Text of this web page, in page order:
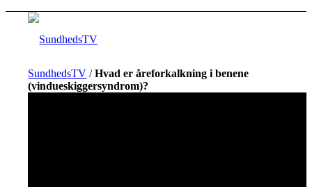
SundhedsTV / Hvad er åreforkalkning i benene
(vindues­kiggersyndrom)?